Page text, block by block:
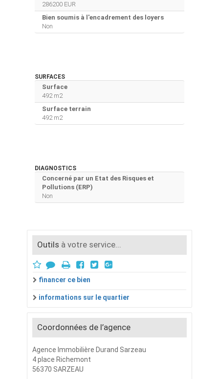
286200 EUR
Bien soumis à l'encadrement des loyers
Non
SURFACES
Surface
492 m2
Surface terrain
492 m2
DIAGNOSTICS
Concerné par un Etat des Risques et
Pollutions (ERP)
Non
Outils à votre service...
financer ce bien
informations sur le quartier
Coordonnées de l’agence
Agence Immobilière Durand Sarzeau
4 place Richemont
56370 SARZEAU